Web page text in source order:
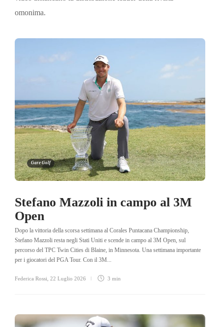
omonima.
Gare Golf
Stefano Mazzoli in campo al 3M
Open
Dopo la vittoria della scorsa settimana al Corales Puntacana Championship,
Stefano Mazzoli resta negli Stati Uniti e scende in campo al 3M Open, sul
percorso del TPC Twin Cities di Blaine, in Minnesota. Una settimana importante
per i giocatori del PGA Tour. Con il 3M...
Federica Rossi 22 Luglio 2026 3 min